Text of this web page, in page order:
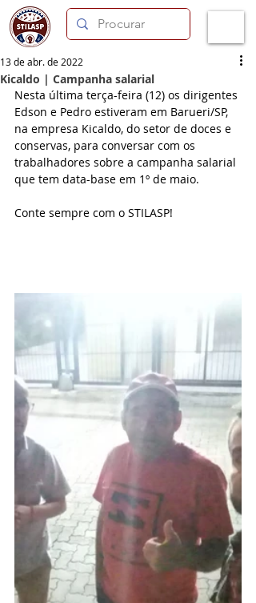
Kicaldo | Campanha salarial
13 de abr. de 2022
Nesta última terça-feira (12) os dirigentes
Edson e Pedro estiveram em Barueri/SP,
na empresa Kicaldo, do setor de doces e
conservas, para conversar com os
trabalhadores sobre a campanha salarial
que tem data-base em 1º de maio.
Conte sempre com o STILASP!